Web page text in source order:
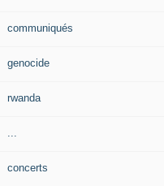
communiqués
genocide
rwanda
concerts